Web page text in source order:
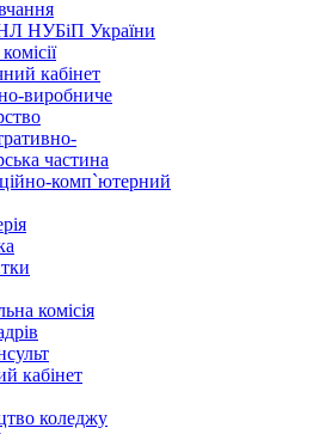
НУБіП України
кабінет
виробниче
частина
комп`ютерний
комісія
кабінет
коледжу